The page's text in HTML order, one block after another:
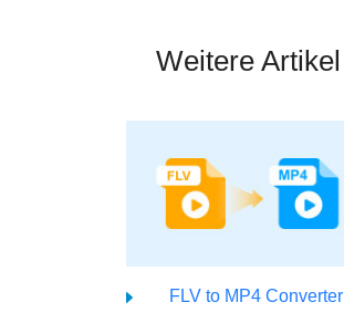
Weitere Artikel
FLV to MP4 Converter